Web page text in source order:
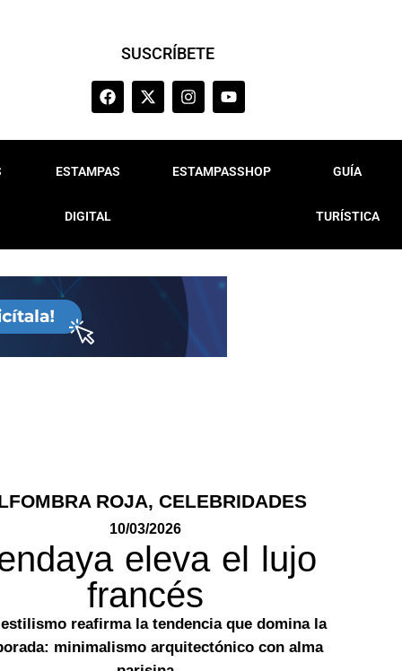
SUSCRÍBETE
ESTAMPAS
DIGITAL
ESTAMPASSHOP GUÍA
TURÍSTICA
ROJA,CELEBRIDADES
10/03/2026
eleva el lujo
francés
reafirma la tendencia que domina la
minimalismo arquitectónico con alma